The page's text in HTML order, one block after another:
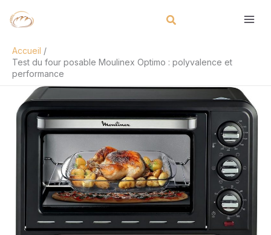
Accueil
Test du four posable Moulinex Optimo : polyvalence et
performance